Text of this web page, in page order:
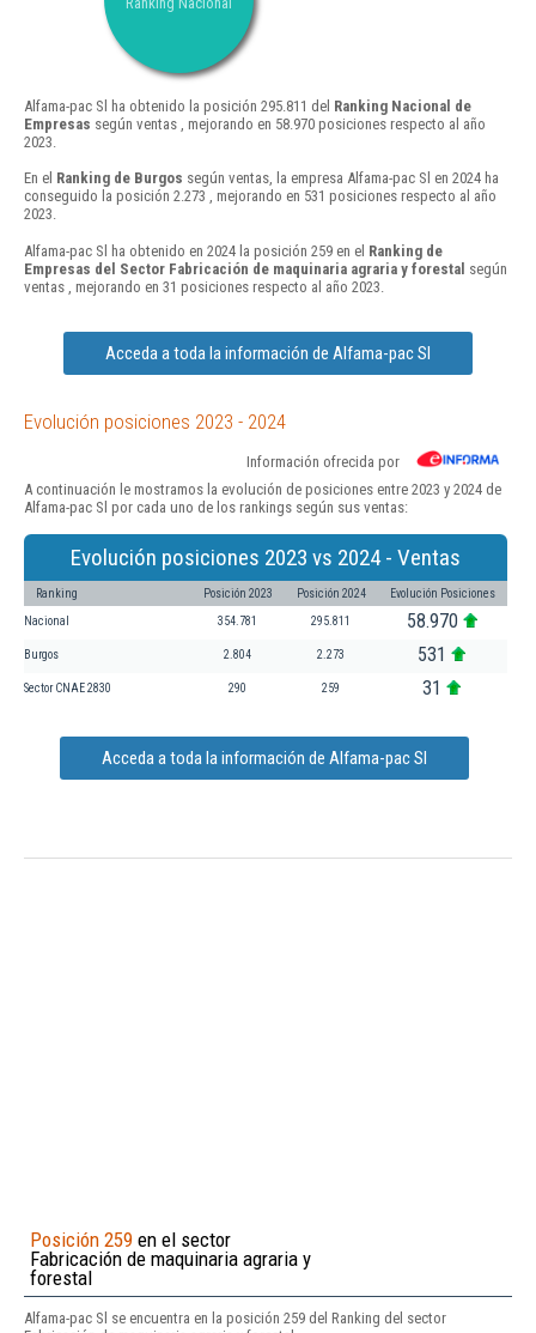
Alfama-pac Sl ha obtenido la posición 295.811 del Ranking Nacional de
Empresas según ventas , mejorando en 58.970 posiciones respecto al año
2023.
En el Ranking de Burgos según ventas, la empresa Alfama-pac Sl en 2024 ha
conseguido la posición 2.273 , mejorando en 531 posiciones respecto al año
2023.
Alfama-pac Sl ha obtenido en 2024 la posición 259 en el Ranking de
Empresas del Sector Fabricación de maquinaria agraria y forestal según
ventas , mejorando en 31 posiciones respecto al año 2023.
Acceda a toda la información de Alfama-pac Sl
Evolución posiciones 2023 - 2024
Información ofrecida por
A continuación le mostramos la evolución de posiciones entre 2023 y 2024 de
Alfama-pac Sl por cada uno de los rankings según sus ventas:
Evolución posiciones 2023 vs 2024 - Ventas
Ranking Posición 2023 Posición 2024 Evolución Posiciones
Nacional 354.781 295.811 58.970
Burgos 2.804 2.273 531
Sector CNAE 2830 290 259 31
Acceda a toda la información de Alfama-pac Sl
Posición 259 en el sector
Fabricación de maquinaria agraria y
forestal
Alfama-pac Sl se encuentra en la posición 259 del Ranking del sector